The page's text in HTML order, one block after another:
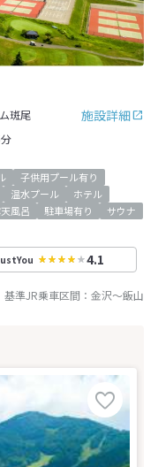
施設詳細
斑尾
子供用プール有り
温水プール
ホテル
風呂 駐車場有り
サウナ
4.1
基準JR乗車区間： 金沢～飯山